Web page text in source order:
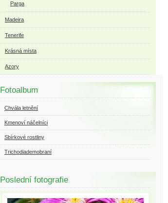
Parga
Madeira
Tenerife
Krásná místa
Azory
Fotoalbum
Chvála letnění
Kmenoví náčelníci
Sbírkové rostliny
Trichodiademobraní
Poslední fotografie